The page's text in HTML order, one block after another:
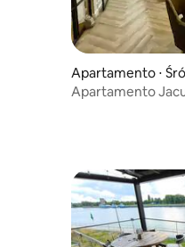
Apartamento ⋅
Apartamento